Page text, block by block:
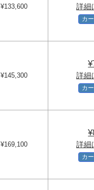
¥133,600 詳細
カ
¥145,300 詳細
カ
¥169,100 詳細
カ